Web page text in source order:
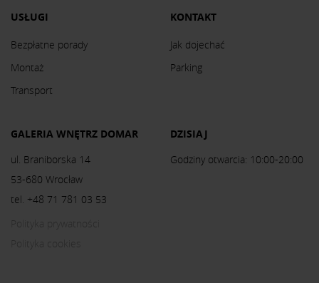
USŁUGI
Bezpłatne porady
Montaż
Transport
KONTAKT
Jak dojechać
Parking
GALERIA WNĘTRZ DOMAR
ul. Braniborska 14
53-680 Wrocław
tel. +48 71 781 03 53
DZISIAJ
Godziny otwarcia: 10:00-20:00